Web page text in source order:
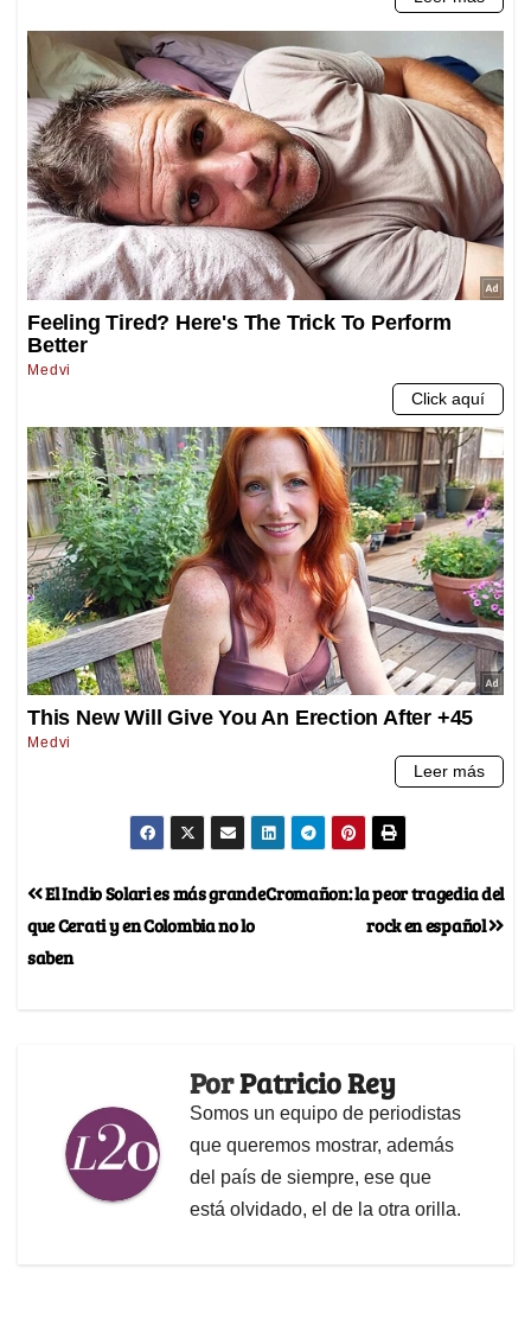
Cromañon: la peor tragedia del
rock en español
El Indio Solari es más grande
que Cerati y en Colombia no lo
saben
PorPatricio Rey
Somos un equipo de periodistas
que queremos mostrar, además
del país de siempre, ese que
está olvidado, el de la otra orilla.